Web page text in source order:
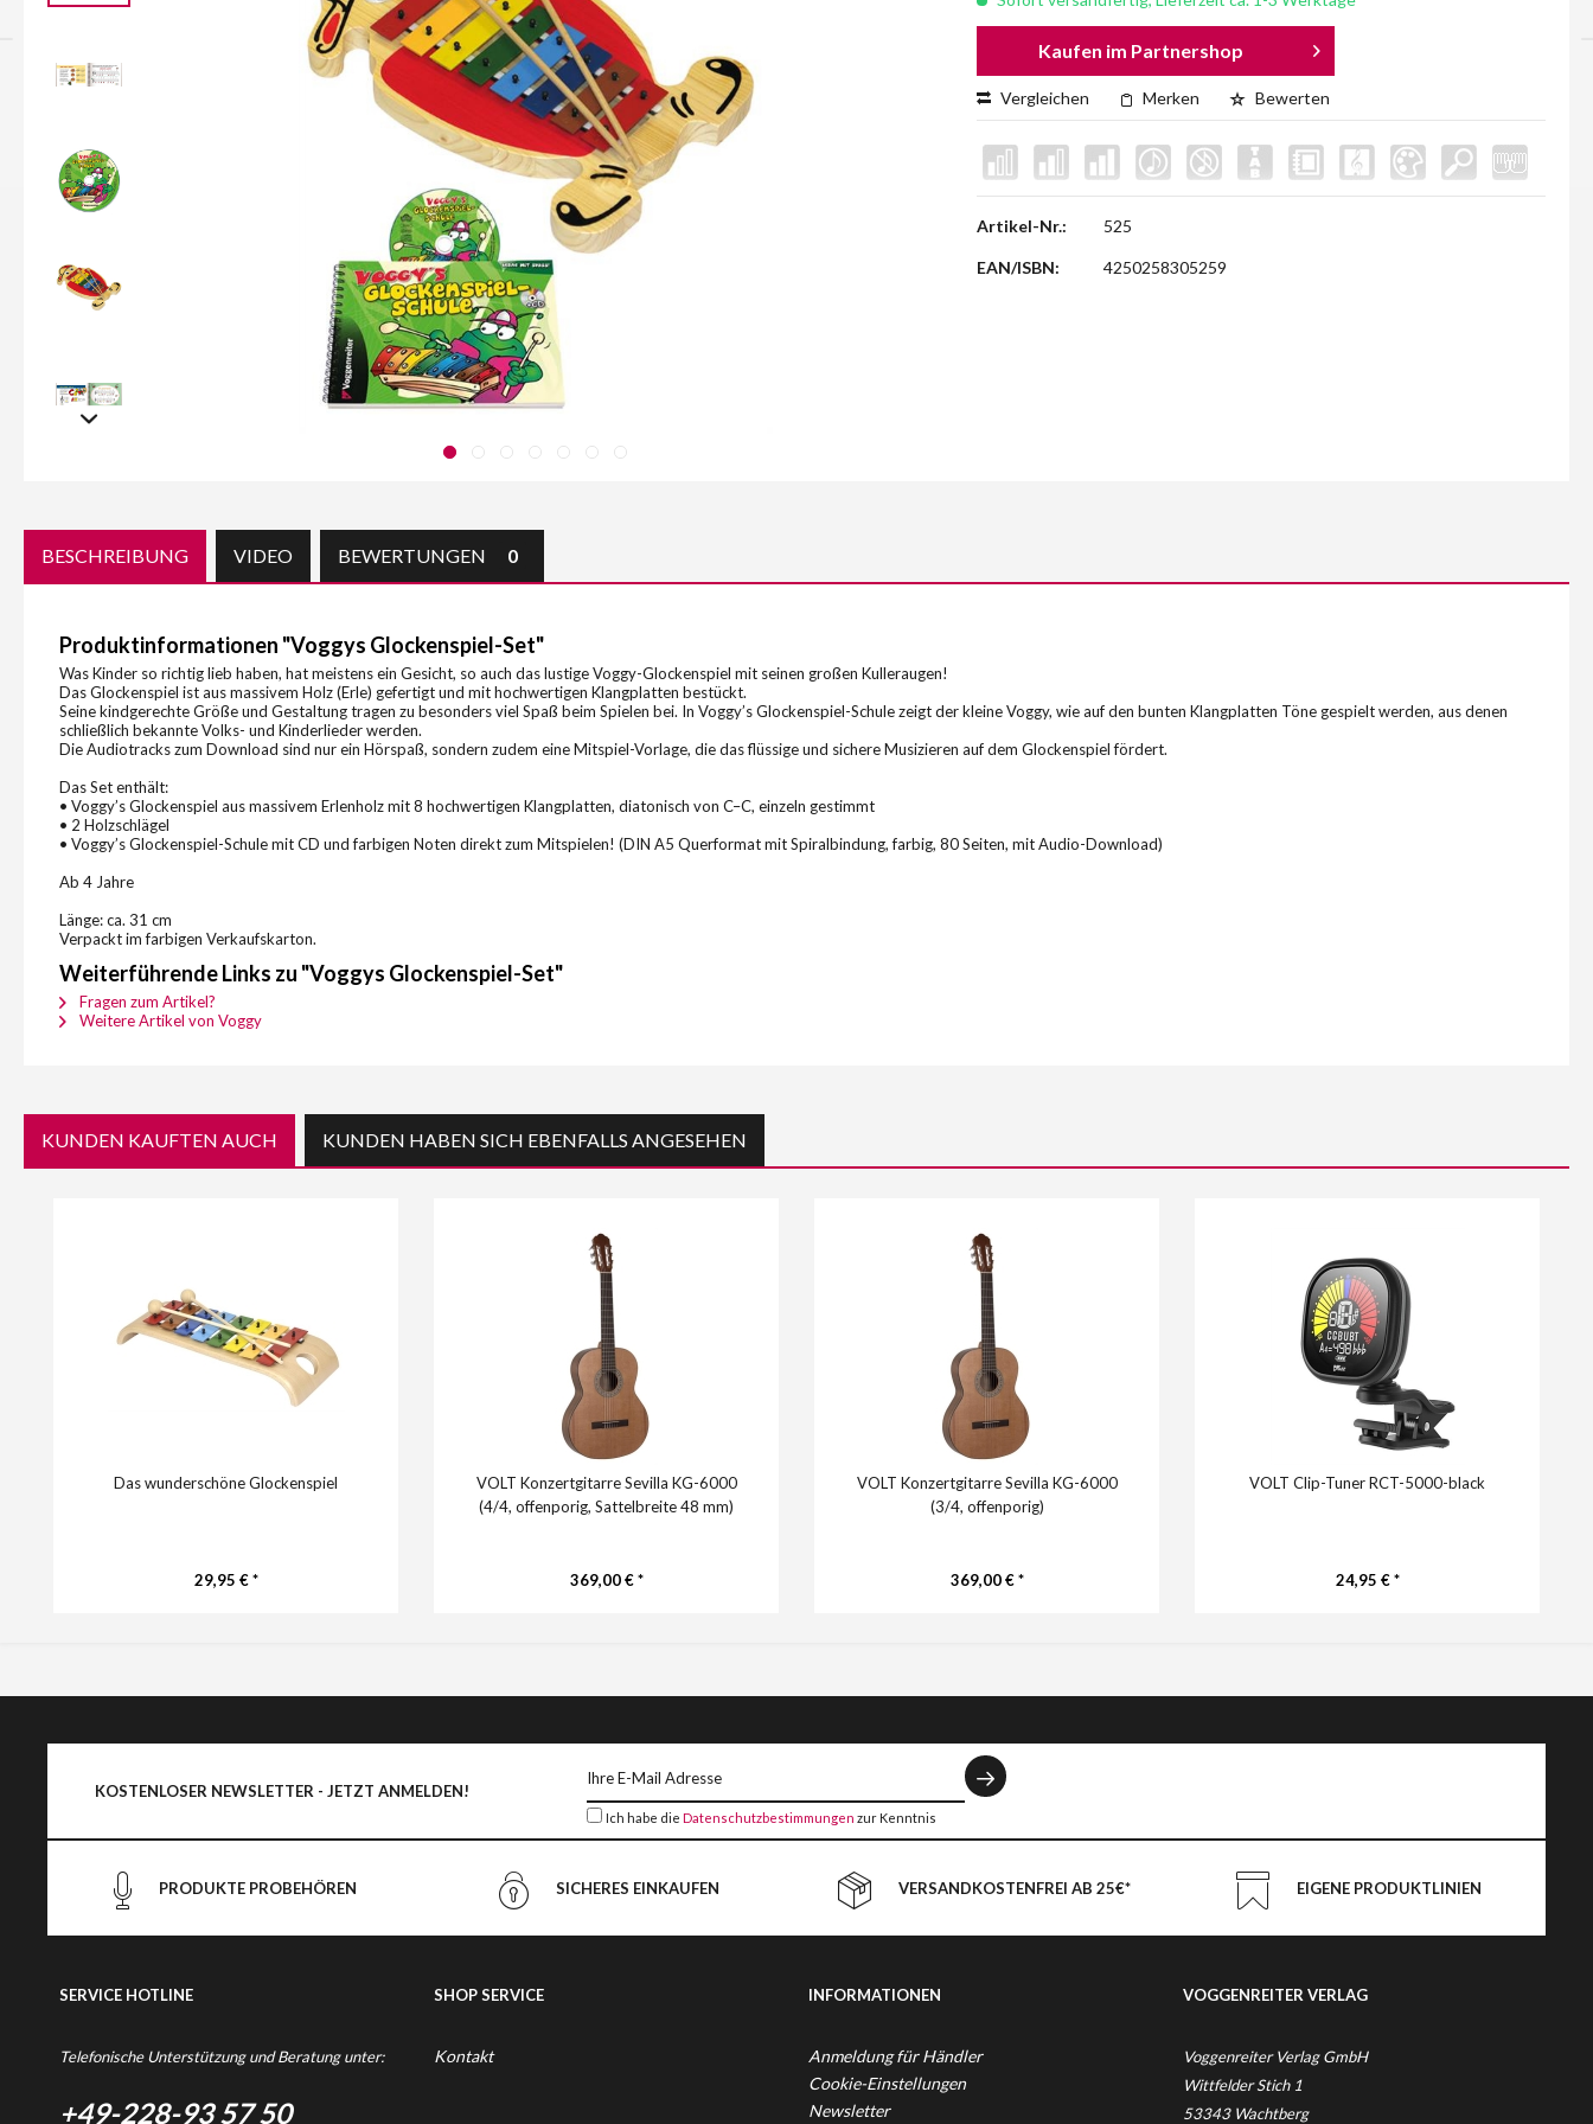
Kaufen im Partnershop
Vergleichen Merken Bewerten
Artikel-Nr.: 525
EAN/ISBN: 4250258305259
BESCHREIBUNG VIDEO BEWERTUNGEN 0
Produktinformationen "Voggys Glockenspiel-Set"
Was Kinder so richtig lieb haben, hat meistens ein Gesicht, so auch das lustige Voggy-Glockenspiel mit seinen großen Kulleraugen!
Das Glockenspiel ist aus massivem Holz (Erle) gefertigt und mit hochwertigen Klangplatten bestückt.
Seine kindgerechte Größe und Gestaltung tragen zu besonders viel Spaß beim Spielen bei. In Voggy’s Glockenspiel-Schule zeigt der kleine Voggy, wie auf den bunten Klangplatten Töne gespielt werden, aus denen
schließlich bekannte Volks- und Kinderlieder werden.
Die Audiotracks zum Download sind nur ein Hörspaß, sondern zudem eine Mitspiel-Vorlage, die das flüssige und sichere Musizieren auf dem Glockenspiel fördert.
Das Set enthält:
• Voggy’s Glockenspiel aus massivem Erlenholz mit 8 hochwertigen Klangplatten, diatonisch von C–C, einzeln gestimmt
• 2 Holzschlägel
• Voggy’s Glockenspiel-Schule mit CD und farbigen Noten direkt zum Mitspielen! (DIN A5 Querformat mit Spiralbindung, farbig, 80 Seiten, mit Audio-Download)
Ab 4 Jahre
Länge: ca. 31 cm
Verpackt im farbigen Verkaufskarton.
Weiterführende Links zu "Voggys Glockenspiel-Set"
Fragen zum Artikel?
Weitere Artikel von Voggy
KUNDEN KAUFTEN AUCH KUNDEN HABEN SICH EBENFALLS ANGESEHEN
Das wunderschöne Glockenspiel
29,95 € *
VOLT Konzertgitarre Sevilla KG-6000
(4/4, offenporig, Sattelbreite 48 mm)
369,00 € *
VOLT Konzertgitarre Sevilla KG-6000
(3/4, offenporig)
369,00 € *
VOLT Clip-Tuner RCT-5000-black
24,95 € *
KOSTENLOSER NEWSLETTER - JETZT ANMELDEN!
Ich habe die Datenschutzbestimmungen zur Kenntnis
PRODUKTE PROBEHÖREN SICHERES EINKAUFEN VERSANDKOSTENFREI AB 25€* EIGENE PRODUKTLINIEN
SERVICE HOTLINE
Telefonische Unterstützung und Beratung unter:
+49-228-93 57 50
SHOP SERVICE
Kontakt
INFORMATIONEN
Anmeldung für Händler
Cookie-Einstellungen
Newsletter
VOGGENREITER VERLAG
Voggenreiter Verlag GmbH
Wittfelder Stich 1
53343 Wachtberg